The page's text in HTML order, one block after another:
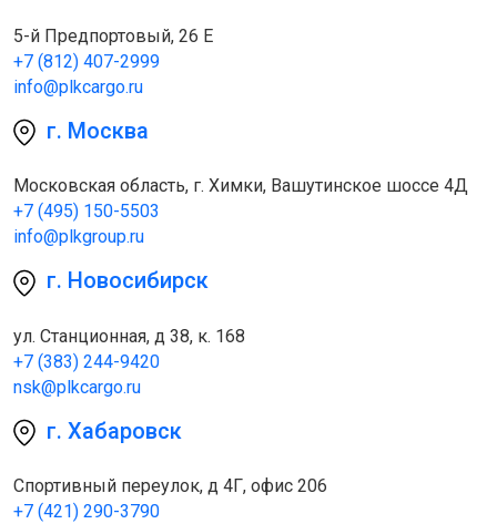
5-й Предпортовый, 26 Е
+7 (812) 407-2999
info@plkcargo.ru
г. Москва
Московская область, г. Химки, Вашутинское шоссе 4Д
+7 (495) 150-5503
info@plkgroup.ru
г. Новосибирск
ул. Станционная, д 38, к. 168
+7 (383) 244-9420
nsk@plkcargo.ru
г. Хабаровск
Спортивный переулок, д 4Г, офис 206
+7 (421) 290-3790